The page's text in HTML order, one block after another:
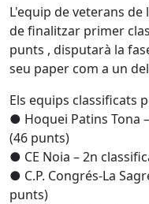
L'equip de veterans de
de finalitzar primer
punts , disputarà la
seu paper com a un
Els equips classificats
● Hoquei Patins Tona
(46 punts)
● CE Noia – 2n
● C.P. Congrés-La
punts)